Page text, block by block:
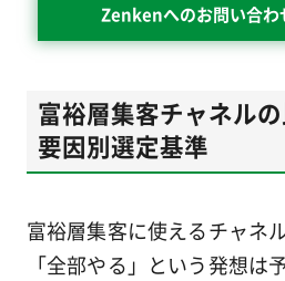
Zenkenへのお問い合わ
富裕層集客チャネル
要因別選定基準
富裕層集客に使えるチャネ
「全部やる」という発想は